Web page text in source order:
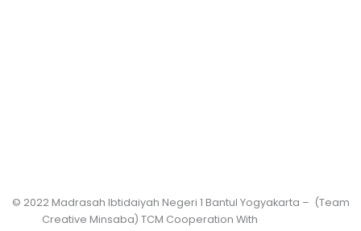
© 2022 Madrasah Ibtidaiyah Negeri 1 Bantul Yogyakarta – (Team
Creative Minsaba) TCM Cooperation With